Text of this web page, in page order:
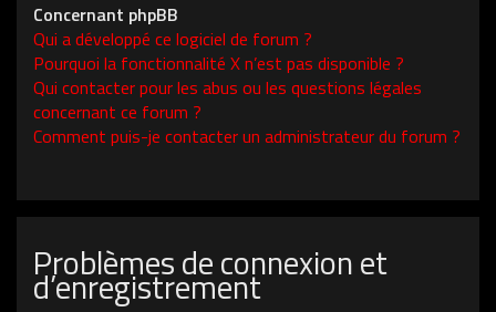
Concernant phpBB
Qui a développé ce logiciel de forum ?
Pourquoi la fonctionnalité X n’est pas disponible ?
Qui contacter pour les abus ou les questions légales
concernant ce forum ?
Comment puis-je contacter un administrateur du forum ?
Problèmes de connexion et
d’enregistrement